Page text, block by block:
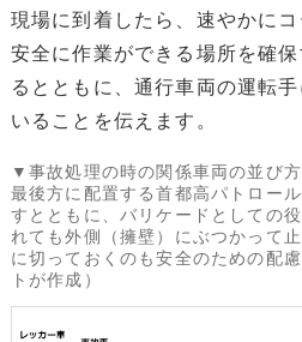
現場に到着したら、速やかに
安全に作業ができる場所を確
るとともに、通行車両の運転
いることを伝えます。
▼事故処理の時の関係車両の並び方
最後方に配置する首都高パトロー
すとともに、バリケードとしての
れても外側（擁壁）にぶつかって
に切っておくのも安全のための配
トが作成）